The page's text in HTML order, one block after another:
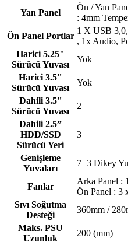
Yan Panel
Ön / Yan
: 4mm
Ön Panel Portlar
1 X USB
, 1x Audio,
Harici 5.25"
Sürücü Yuvası
Yok
Harici 3.5"
Sürücü Yuvası
Yok
Dahili 3.5"
Sürücü Yuvası
2
Dahili 2.5”
HDD/SSD
Sürücü Yeri
3
Genişleme
Yuvaları
7+3 Dikey
Fanlar
Arka Panel :
Ön Panel : 3
Sıvı Soğutma
Desteği
360mm /
Maks. PSU
Uzunluk
200 (mm)